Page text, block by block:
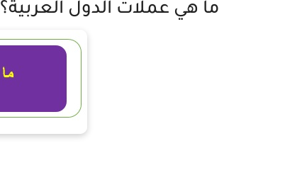
ما هي عملات الدول العربية؟